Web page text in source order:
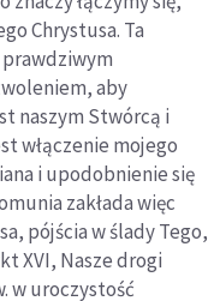
Chrystusa. Ta
aby
naszym Stwórcą i
włączenie mojego
i upodobnienie się
zakłada więc
pójścia w ślady Tego,
XVI, Nasze drogi
w uroczystość